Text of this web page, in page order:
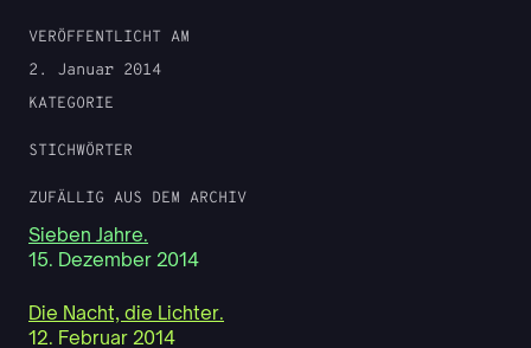
VERÖFFENTLICHT AM
2. Januar 2014
KATEGORIE
STICHWÖRTER
ZUFÄLLIG AUS DEM ARCHIV
Sieben Jahre.
15. Dezember 2014
Die Nacht, die Lichter.
12. Februar 2014